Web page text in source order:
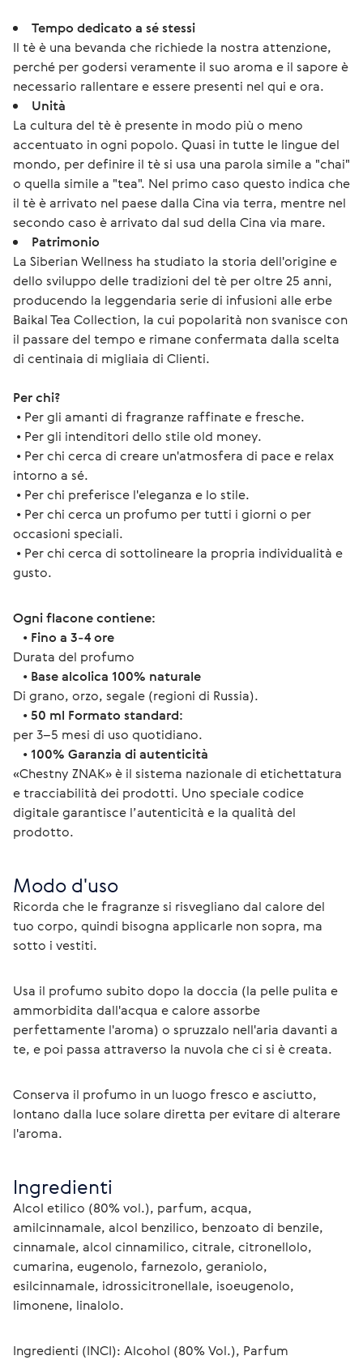
Tempo dedicato a sé stessi
Il tè è una bevanda che richiede la nostra attenzione,
perché per godersi veramente il suo aroma e il sapore è
necessario rallentare e essere presenti nel qui e ora.
Unità
La cultura del tè è presente in modo più o meno
accentuato in ogni popolo. Quasi in tutte le lingue del
mondo, per definire il tè si usa una parola simile a "chai"
o quella simile a "tea". Nel primo caso questo indica che
il tè è arrivato nel paese dalla Cina via terra, mentre nel
secondo caso è arrivato dal sud della Cina via mare.
Patrimonio
La Siberian Wellness ha studiato la storia dell'origine e
dello sviluppo delle tradizioni del tè per oltre 25 anni,
producendo la leggendaria serie di infusioni alle erbe
Baikal Tea Collection, la cui popolarità non svanisce con
il passare del tempo e rimane confermata dalla scelta
di centinaia di migliaia di Clienti.
Per chi?
• Per gli amanti di fragranze raffinate e fresche.
• Per gli intenditori dello stile old money.
• Per chi cerca di creare un'atmosfera di pace e relax
intorno a sé.
• Per chi preferisce l'eleganza e lo stile.
• Per chi cerca un profumo per tutti i giorni o per
occasioni speciali.
• Per chi cerca di sottolineare la propria individualità e
gusto.
Ogni flacone contiene:
• Fino a 3-4 ore
Durata del profumo
• Base alcolica 100% naturale
Di grano, orzo, segale (regioni di Russia).
• 50 ml Formato standard:
per 3–5 mesi di uso quotidiano.
• 100% Garanzia di autenticità
«Chestny ZNAK» è il sistema nazionale di etichettatura
e tracciabilità dei prodotti. Uno speciale codice
digitale garantisce l’autenticità e la qualità del
prodotto.
Modo d'uso
Ricorda che le fragranze si risvegliano dal calore del
tuo corpo, quindi bisogna applicarle non sopra, ma
sotto i vestiti.
Usa il profumo subito dopo la doccia (la pelle pulita e
ammorbidita dall'acqua e calore assorbe
perfettamente l'aroma) o spruzzalo nell'aria davanti a
te, e poi passa attraverso la nuvola che ci si è creata.
Conserva il profumo in un luogo fresco e asciutto,
lontano dalla luce solare diretta per evitare di alterare
l'aroma.
Ingredienti
Alcol etilico (80% vol.), parfum, acqua,
amilcinnamale, alcol benzilico, benzoato di benzile,
cinnamale, alcol cinnamilico, citrale, citronellolo,
cumarina, eugenolo, farnezolo, geraniolo,
esilcinnamale, idrossicitronellale, isoeugenolo,
limonene, linalolo.
Ingredienti (INCI): Alcohol (80% Vol.), Parfum